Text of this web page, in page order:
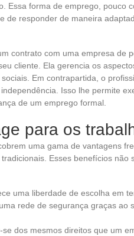
Essa forma de emprego, pouco
de responder de maneira
contrato com uma empresa de
cliente. Ela gerencia os
Em contrapartida, o
Isso lhe permite
de um emprego formal.
para os
uma gama de vantagens
Esses benefícios não
uma liberdade de escolha em
rede de segurança graças ao
se dos mesmos direitos que um